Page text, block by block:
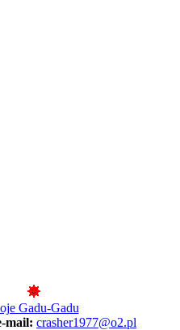
Gadu-Gadu
mail: crasher1977@o2.pl